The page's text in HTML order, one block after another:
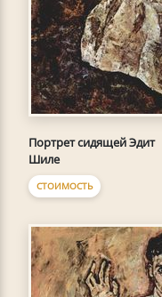
Портрет сидящей Эдит
Шиле
СТОИМОСТЬ